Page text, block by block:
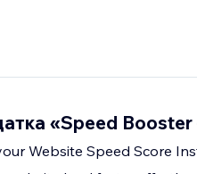
«Speed
Website Speed Score